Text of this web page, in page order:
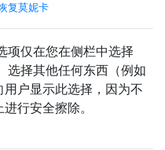
复莫妮卡
项仅在您在侧栏中选择
选择其他任何东西（例如
用户显示此选择，因为不
行安全擦除。